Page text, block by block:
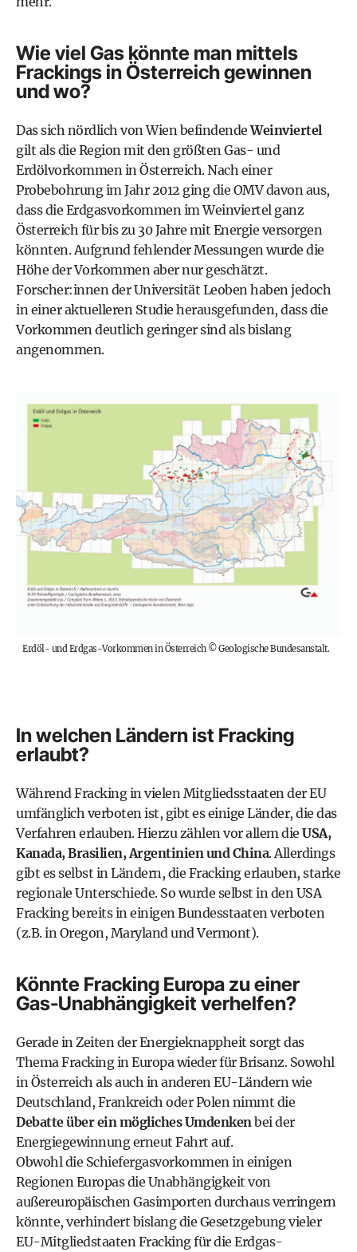
Wie viel Gas könnte man mittels
Frackings in Österreich gewinnen
und wo?
Das sich nördlich von Wien befindendeWeinviertel
gilt als die Region mit den größten Gas- und
Erdölvorkommen in Österreich. Nach einer
Probebohrung im Jahr 2012 ging die OMV davon aus,
dass die Erdgasvorkommen im Weinviertel ganz
Österreich für bis zu 30 Jahre mit Energie versorgen
könnten. Aufgrund fehlender Messungen wurde die
Höhe der Vorkommen aber nur geschätzt.
Forscher:innen der Universität Leoben haben jedoch
in eineraktuelleren Studie herausgefunden, dass die
Vorkommen deutlich geringer sind als bislang
angenommen.
Erdöl- und Erdgas-Vorkommen in Österreich©Geologische Bundesanstalt.
In welchen Ländern ist Fracking
erlaubt?
Während Fracking in vielen Mitgliedsstaaten der EU
umfänglich verboten ist, gibt es einige Länder, die das
Verfahren erlauben. Hierzu zählen vor allem die USA,
Kanada, Brasilien, Argentinien und China. Allerdings
gibt es selbst in Ländern, die Fracking erlauben, starke
regionale Unterschiede. So wurde selbst in den USA
Fracking bereits in einigen Bundesstaaten verboten
(z.B. in Oregon, Maryland und Vermont).
Könnte Fracking Europa zu einer
Gas-Unabhängigkeit verhelfen?
Gerade in Zeiten der Energieknappheit sorgt das
Thema Fracking in Europa wieder für Brisanz. Sowohl
in Österreich als auch in anderen EU-Ländern wie
Deutschland, Frankreich oder Polen nimmt die
Debatte über ein mögliches Umdenken bei der
Energiegewinnung erneut Fahrt auf.
Obwohl die Schiefergasvorkommen in einigen
Regionen Europas die Unabhängigkeit von
außereuropäischen Gasimporten durchaus verringern
könnte, verhindert bislang die Gesetzgebung vieler
EU-Mitgliedstaaten Fracking für die Erdgas-